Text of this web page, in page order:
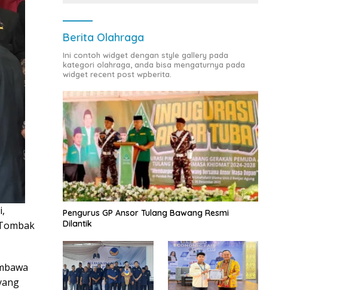
Berita Olahraga
Ini contoh widget dengan style gallery pada
kategori olahraga, anda bisa mengaturnya pada
widget recent post wpberita.
Pengurus GP Ansor Tulang Bawang Resmi
Dilantik